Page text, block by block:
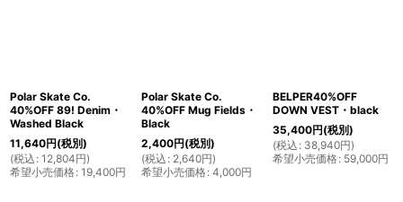
Polar Skate Co.
40%OFF 89! Denim・
Washed Black
11,640円(税別)
(税込 : 12,804円)
希望小売価格: 19,400円
Polar Skate Co.
40%OFF Mug Fields・
Black
2,400円(税別)
(税込 : 2,640円)
希望小売価格: 4,000円
BELPER40%OFF
DOWN VEST・black
35,400円(税別)
(税込 : 38,940円)
希望小売価格: 59,000円